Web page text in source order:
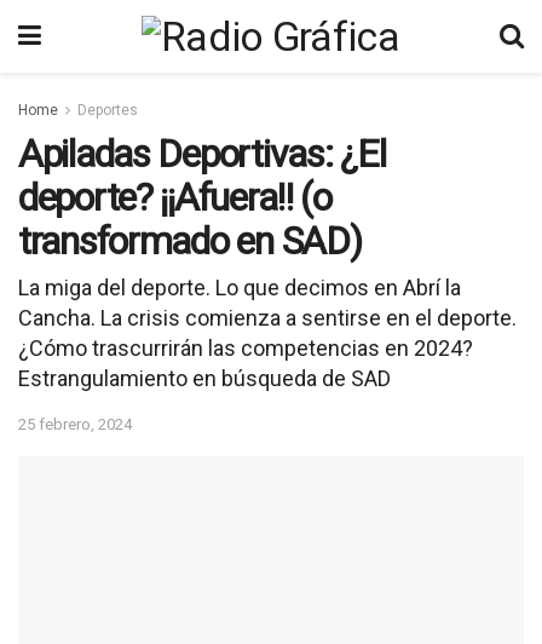
Home Deportes
Apiladas Deportivas: ¿El
deporte? ¡¡Afuera!! (o
transformado en SAD)
La miga del deporte. Lo que decimos en Abrí la
Cancha. La crisis comienza a sentirse en el deporte.
¿Cómo trascurrirán las competencias en 2024?
Estrangulamiento en búsqueda de SAD
25 febrero, 2024